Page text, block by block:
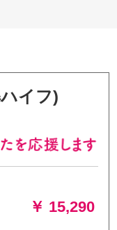
イフ)
￥ 15,290